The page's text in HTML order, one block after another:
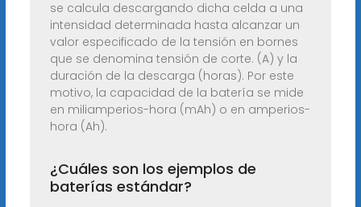
se calcula descargando dicha celda a una
intensidad determinada hasta alcanzar un
valor especificado de la tensión en bornes
que se denomina tensión de corte. (A) y la
duración de la descarga (horas). Por este
motivo, la capacidad de la batería se mide
en miliamperios-hora (mAh) o en amperios-
hora (Ah).
¿Cuáles son los ejemplos de
baterías estándar?